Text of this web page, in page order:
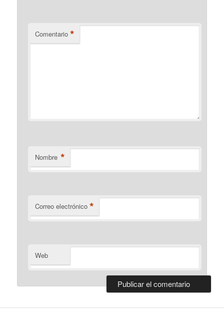
Comentario *
Nombre *
Correo electrónico *
Web